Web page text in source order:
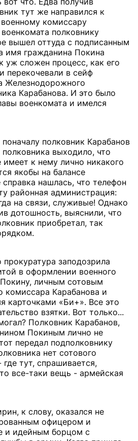
тут же направился к
комиссару
полковнику
вышел оттуда с подписанным
имя гражданина Покина
уж сложен процесс, как его
перекочевали в сейф
Железнодорожного
Карабанова. И это было
военкомата и имелся
полковник Карабанов
выходило, что
к нему лично никакого
якобы на балансе
нашлась, что телефон
районная администрация:
на связи, служивые! Однако
дотошность, выяснили, что
приобретал, так
заподозрила
в оформлении военного
личным сотовым
комиссара Карабанова и
карточками «Би+». Все это
взятки. Вот только...
Полковник Карабанов,
Покиным лично не
передал подполковнику
нет сотового
тут, спрашивается,
все-таки вещь - армейская
к слову, оказался не
офицером и
и идейным борцом с